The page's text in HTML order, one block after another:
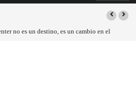
no es un destino, es un cambio en el